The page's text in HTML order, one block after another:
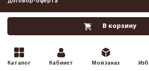
Каталог Кабинет Мой заказ
В корзину
2013-2026 Интернет-магазин пневматики,
Pnevmat24.ru. Все права защищены.©